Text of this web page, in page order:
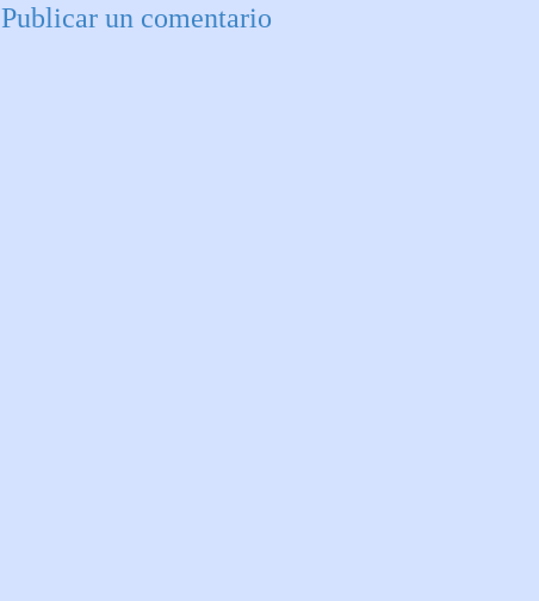
Publicar un comentario